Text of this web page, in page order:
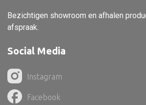
Alle deco
Kandelaar
Object
Bezichtigen showroom en afhalen
afspraak.
Social Media
Instagram
Facebook